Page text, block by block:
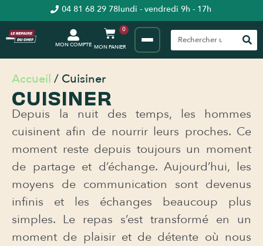
04 81 68 29 78lundi - vendredi 9h - 17h
MON COMPTE
0
Accueil / Cuisiner
CUISINER
Depuis la nuit des temps, les hommes
cuisinent afin de nourrir leurs proches. Ce
moment reste depuis toujours un moment
de partage et d’échange. Aujourd’hui, les
moyens de communication sont devenus
infinis et les échanges beaucoup plus
simples. Le repas s’est transformé en un
moment de plaisir et de détente où nous